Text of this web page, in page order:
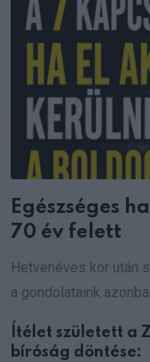
Egészséges
70 év felett
Hetvenéves kor után
a gondolataink
Ítélet született a
bíróság döntése: